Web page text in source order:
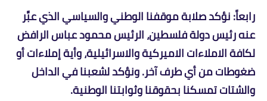
رابعاً: نؤكد صلابة موقفنا الوطني والسياسي الذي عبَّر
عنه رئيس دولة فلسطين، الرئيس محمود عباس الرافض
لكافة الاملاءات الاميركية والاسرائيلية، وأية إملاءات أو
ضغوطات من أي طرف آخر. ونؤكد لشعبنا في الداخل
والشتات تمسكنا بحقوقنا وثوابتنا الوطنية.